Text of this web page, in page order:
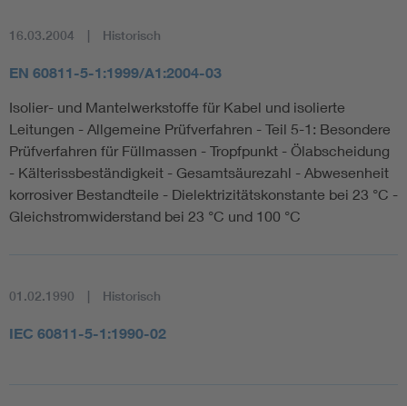
16.03.2004 Historisch
EN 60811-5-1:1999/A1:2004-03
Isolier- und Mantelwerkstoffe für Kabel und isolierte
Leitungen - Allgemeine Prüfverfahren - Teil 5-1: Besondere
Prüfverfahren für Füllmassen - Tropfpunkt - Ölabscheidung
- Kälterissbeständigkeit - Gesamtsäurezahl - Abwesenheit
korrosiver Bestandteile - Dielektrizitätskonstante bei 23 °C -
Gleichstromwiderstand bei 23 °C und 100 °C
01.02.1990 Historisch
IEC 60811-5-1:1990-02